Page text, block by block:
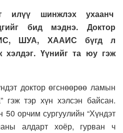
шинжлэх ухаанч
бид мэднэ. Доктор
ШУА, ХААИС бүгд л
хэлдэг. Үүнийг та юу гэж
доктор өгснөөрөө ламын
гэж тэр хүн хэлсэн байсан.
орчим сургуулийн “Хүндэт
алдарт хоёр, гурван ч